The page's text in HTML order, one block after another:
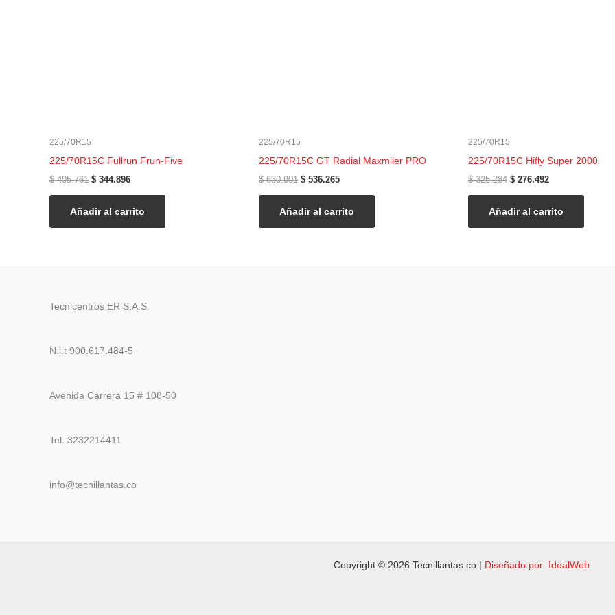
225/70R15
225/70R15C Fullrun Frun-Five
$405.761 $ 344.896
Añadir al carrito
225/70R15
225/70R15C GT Radial Maxmiler PRO
$630.901 $ 536.265
Añadir al carrito
225/70R15
225/70R15C Hifly Super 2000
$325.284 $ 276.492
Añadir al carrito
Tecnicentros ER S.A.S.
N.i.t 900.617.484-5
Avenida Carrera 15 # 108-50
Tel. 3232214411
info@tecnillantas.co
Copyright © 2026 Tecnillantas.co | Diseñado por IdealWeb